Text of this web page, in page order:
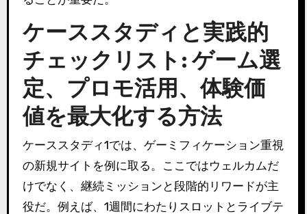
ケーススタディと実践的
チェックリスト: ゲーム選
定、プロモ活用、体験価
値を最大化する方法
ケーススタディ1では、ゲーミフィケーション重視
の新規サイトを例に取る。ここではウェルカムだ
けでなく、継続ミッションと段階的リワードが主
役だ。例えば、1週間にわたりスロットとライブテ